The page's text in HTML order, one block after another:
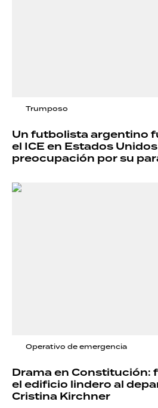
Trumposo
Un futbolista argentino
el ICE en Estados
preocupación por su
Operativo de emergencia
Drama en Constitución:
el edificio lindero al
Cristina Kirchner